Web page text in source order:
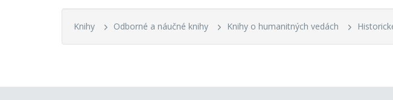
Knihy Odborné a náučné knihy Knihy o humanitných vedách